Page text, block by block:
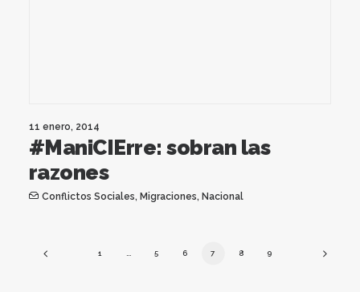
11 enero, 2014
#ManiCIErre: sobran las
razones
Conflictos Sociales, Migraciones, Nacional
1 5 6 7 8 9